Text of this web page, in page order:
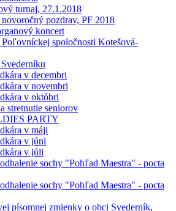
turnaj, 27.1.2018
pozdrav, PF 2018
koncert
Poľovníckej spoločnosti Kotešová-
v decembri
v novembri
v októbri
stretnutie seniorov
PARTY
v máji
v júni
v júli
sochy "Pohľad Maestra" - pocta
sochy "Pohľad Maestra" - pocta
písomnej zmienky o obci Svederník,